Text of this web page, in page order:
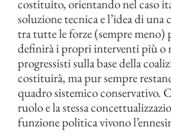
costituito, orientando nel caso
soluzione tecnica e l’idea di una
tra tutte le forze (sempre meno)
definirà i propri interventi più o
progressisti sulla base della
costituirà, ma pur sempre
quadro sistemico conservativo.
ruolo e la stessa
funzione politica vivono